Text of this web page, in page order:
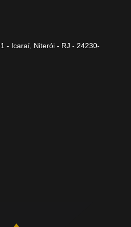
- Icaraí, Niterói - RJ - 24230-